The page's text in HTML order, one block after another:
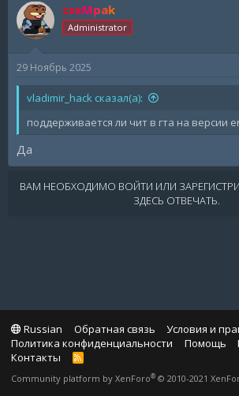
csxMpak
Administrator
29 Ноябрь 2025
vladimir_hack сказал(а):
поддерживается ли чит в гта на версии
Да
ВАМ НЕОБХОДИМО ВОЙТИ ИЛИ
ЗДЕСЬ ОТВЕЧАТЬ.
Russian Обратная связь
Условия и
Политика конфиденциальности
Помощь
Контакты
R
S
Community platform by XenForo® © 2010-2021